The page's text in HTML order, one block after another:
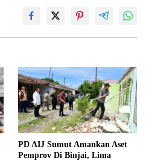
PD AIJ Sumut Amankan Aset
Pemprov Di Binjai, Lima